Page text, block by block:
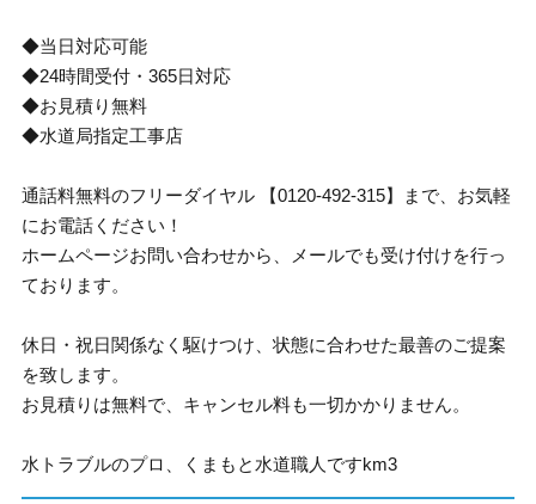
◆当日対応可能
◆24時間受付・365日対応
◆お見積り無料
◆水道局指定工事店
通話料無料のフリーダイヤル 【0120-492-315】まで、お気軽
にお電話ください！
ホームページお問い合わせから、メールでも受け付けを行っ
ております。
休日・祝日関係なく駆けつけ、状態に合わせた最善のご提案
を致します。
お見積りは無料で、キャンセル料も一切かかりません。
水トラブルのプロ、くまもと水道職人ですkm3